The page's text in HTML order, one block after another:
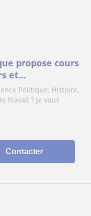
propose cours
et
et étudiants
Politique, Histoire,
travail ? Je vous
Contacter